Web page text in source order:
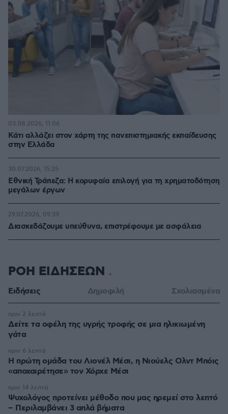
Κάτι αλλάζει στον χάρτη της πανεπιστημιακής εκπαίδευσης
στην Ελλάδα
03.08.2026, 11:06
Εθνική Τράπεζα: Η κορυφαία επιλογή για τη χρηματοδότηση
μεγάλων έργων
30.07.2026, 15:25
Διασκεδάζουμε υπεύθυνα, επιστρέφουμε με ασφάλεια
29.07.2026, 09:39
ΡΟΗ ΕΙΔΗΣΕΩΝ
Ειδήσεις Δημοφιλή Σχολιασμένα
Δείτε τα οφέλη της υγρής τροφής σε μια ηλικιωμένη
γάτα
πριν 2 λεπτά
Η πρώτη ομάδα του Λιονέλ Μέσι, η Νιούελς Ολντ Μπόις
«αποχαιρέτησε» τον Χόρχε Μέσι
πριν 6 λεπτά
Ψυχολόγος προτείνει μέθοδο που μας ηρεμεί στο λεπτό
– Περιλαμβάνει 3 απλά βήματα
πριν 14 λεπτά